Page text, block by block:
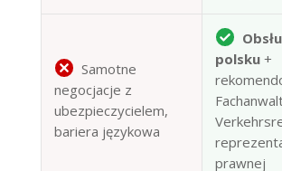
Samotne
negocjacje z
ubezpieczycielem,
bariera językowa
polsku+
prawnej